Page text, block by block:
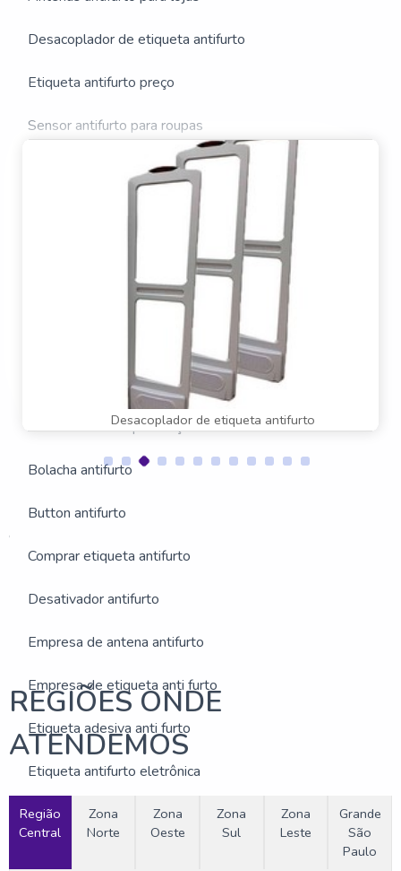
Desacoplador de etiqueta antifurto
Etiqueta antifurto preço
Sensor antifurto para roupas
Sistema antifurto biblioteca preço
Antena antifurto para biblioteca
Antena antifurto ultra shield
Antena antifurto valor
Antifurto sensor presença
Bolacha antifurto
Button antifurto
Comprar etiqueta antifurto
Desativador antifurto
Empresa de antena antifurto
Empresa de etiqueta anti furto
Etiqueta adesiva anti furto
Etiqueta antifurto eletrônica
Etiquetas rígidas antifurto
A PREÇO DE ETIQUETA
ANTIFURTO
Desacoplador de etiqueta antifurto
Estas imagens foram obtidas de bancos de imagens públicas
e disponível livremente na internet
Buscas relacionadas:
REGIÕES ONDE
ATENDEMOS
Região
Central
Zona
Norte
Zona
Oeste
Zona
Sul
Zona
Leste
Grande
São
Paulo